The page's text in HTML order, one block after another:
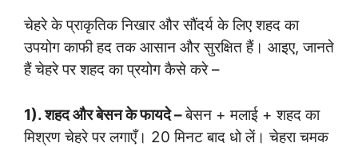
चेहरे के प्राकृतिक निखार और सौंदर्य के लिए शहद का
उपयोग काफी हद तक आसान और सुरक्षित हैं। आइए, जानते
हैं चेहरे पर शहद का प्रयोग कैसे करे –
1). शहद और बेसन के फायदे –बेसन + मलाई + शहद का
मिश्रण चेहरे पर लगाएँ। 20 मिनट बाद धो लें। चेहरा चमक